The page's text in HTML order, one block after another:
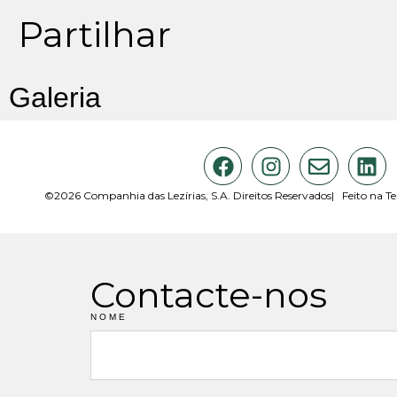
Partilhar
Galeria
©2026 Companhia das Lezírias, S.A. Direitos Reservados| Feito na
Contacte-nos
NOME